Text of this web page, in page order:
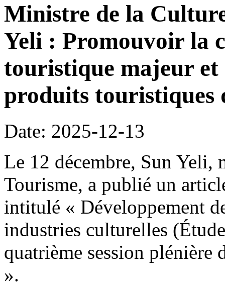
Ministre de la
Yeli : Promouvoir la
touristique majeur
produits touristiques
Date: 2025-12-13
Le 12 décembre, Sun Yeli,
Tourisme, a publié un
intitulé « Développement
industries culturelles
quatrième session
».